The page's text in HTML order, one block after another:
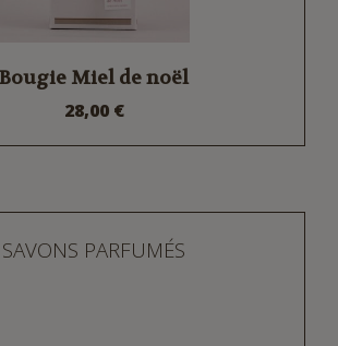
Bougie Miel de noël
28,00 €
SAVONS PARFUMÉS